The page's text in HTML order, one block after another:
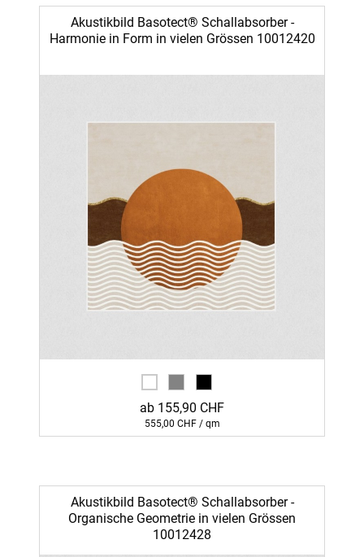
Akustikbild Basotect® Schallabsorber -
Harmonie in Form in vielen Grössen 10012420
ab 155,90 CHF
555,00 CHF / qm
Akustikbild Basotect® Schallabsorber -
Organische Geometrie in vielen Grössen
10012428